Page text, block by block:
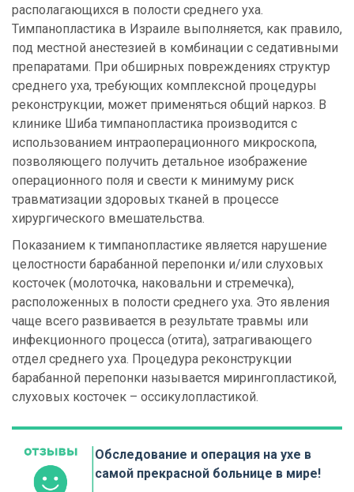
располагающихся в полости среднего уха.
Тимпанопластика в Израиле выполняется, как правило,
под местной анестезией в комбинации с седативными
препаратами. При обширных повреждениях структур
среднего уха, требующих комплексной процедуры
реконструкции, может применяться общий наркоз. В
клинике Шиба тимпанопластика производится с
использованием интраоперационного микроскопа,
позволяющего получить детальное изображение
операционного поля и свести к минимуму риск
травматизации здоровых тканей в процессе
хирургического вмешательства.
Показанием к тимпанопластике является нарушение
целостности барабанной перепонки и/или слуховых
косточек (молоточка, наковальни и стремечка),
расположенных в полости среднего уха. Это явления
чаще всего развивается в результате травмы или
инфекционного процесса (отита), затрагивающего
отдел среднего уха. Процедура реконструкции
барабанной перепонки называется мирингопластикой,
слуховых косточек – оссикулопластикой.
Обследование и операция на ухе в
самой прекрасной больнице в мире!